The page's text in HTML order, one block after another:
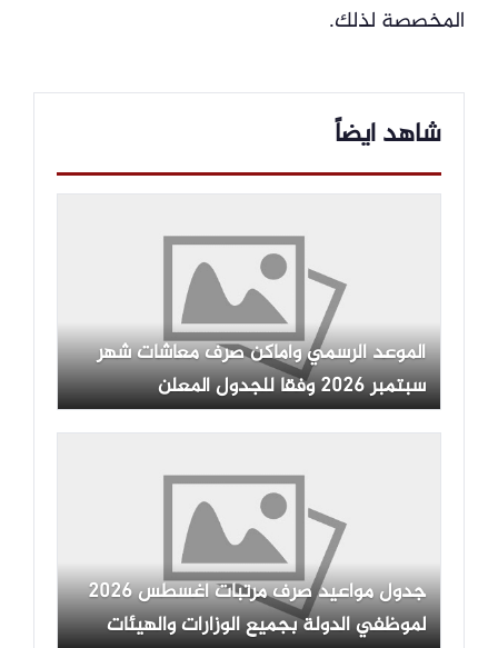
المخصصة لذلك.
شاهد ايضاً
الموعد الرسمي وأماكن صرف معاشات شهر
سبتمبر 2026 وفقا للجدول المعلن
جدول مواعيد صرف مرتبات أغسطس 2026
لموظفي الدولة بجميع الوزارات والهيئات